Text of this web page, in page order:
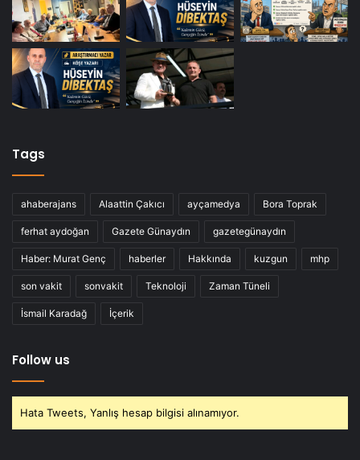
Tags
ahaberajans Alaattin Çakıcı ayçamedya Bora Toprak
ferhat aydoğan Gazete Günaydın gazetegünaydın
Haber: Murat Genç haberler Hakkında kuzgun mhp
son vakit sonvakit Teknoloji Zaman Tüneli
İsmail Karadağ İçerik
Follow us
Hata Tweets, Yanlış hesap bilgisi alınamıyor.